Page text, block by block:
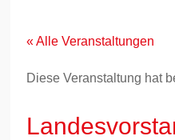
springen« Alle Veranstaltungen
Diese Veranstaltung hat